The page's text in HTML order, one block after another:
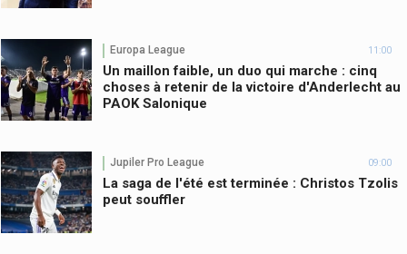
Europa League 11:00
Un maillon faible, un duo qui marche : cinq
choses à retenir de la victoire d'Anderlecht au
PAOK Salonique
Jupiler Pro League 09:00
La saga de l'été est terminée : Christos Tzolis
peut souffler